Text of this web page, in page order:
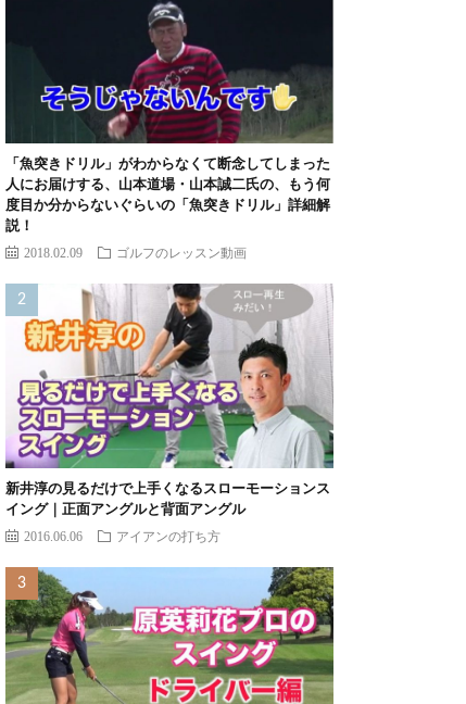
「魚突きドリル」がわからなくて断念してしまった
人にお届けする、山本道場・山本誠二氏の、もう何
度目か分からないぐらいの「魚突きドリル」詳細解
説！
2018.02.09 ゴルフのレッスン動画
新井淳の見るだけで上手くなるスローモーションス
イング｜正面アングルと背面アングル
2016.06.06 アイアンの打ち方